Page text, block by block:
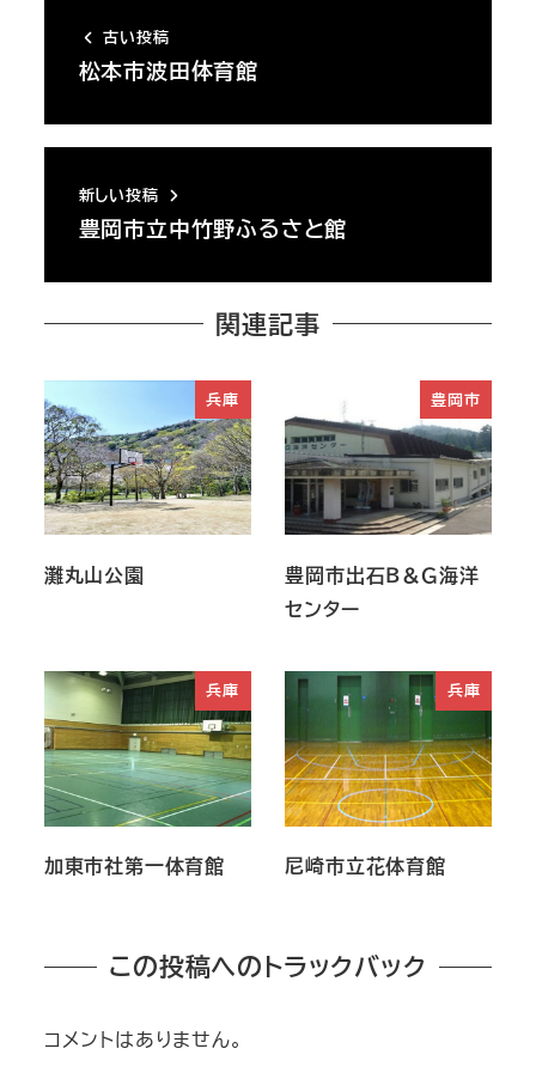
古い投稿
松本市波田体育館
新しい投稿
豊岡市立中竹野ふるさと館
関連記事
兵庫
灘丸山公園
豊岡市
豊岡市出石Ｂ＆Ｇ海洋
センター
兵庫
加東市社第一体育館
兵庫
尼崎市立花体育館
この投稿へのトラックバック
コメントはありません。